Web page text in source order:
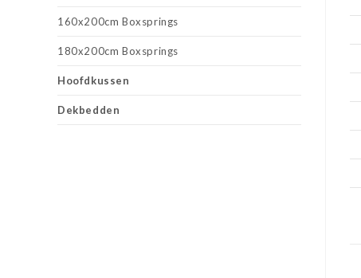
160x200cm Boxsprings
180x200cm Boxsprings
Hoofdkussen
Dekbedden